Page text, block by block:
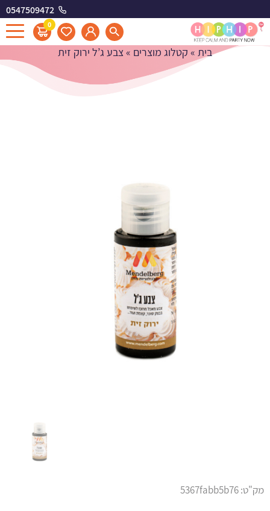
0547509472
0צבע ג'ל ירוק זית
בית » קטלוג מוצרים »צבע ג’ל ירוק זית
מק"ט:5367fabb5b76